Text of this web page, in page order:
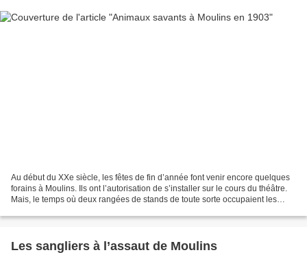
Au début du XXe siècle, les fêtes de fin d’année font venir encore quelques
forains à Moulins. Ils ont l’autorisation de s’installer sur le cours du théâtre.
Mais, le temps où deux rangées de stands de toute sorte occupaient les
Les sangliers à l’assaut de Moulins